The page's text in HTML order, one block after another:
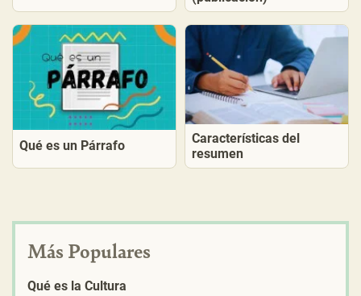
Qué es un Párrafo
Características del
resumen
Más Populares
Qué es la Cultura